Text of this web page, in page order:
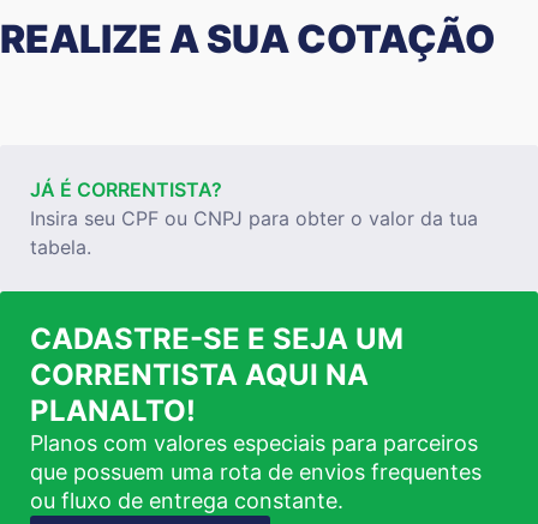
REALIZE A SUA COTAÇÃO
JÁ É CORRENTISTA?
Insira seu CPF ou CNPJ para obter o valor da tua
tabela.
CADASTRE-SE E SEJA UM
CORRENTISTA AQUI NA
PLANALTO!
Planos com valores especiais para parceiros
que possuem uma rota de envios frequentes
ou fluxo de entrega constante.